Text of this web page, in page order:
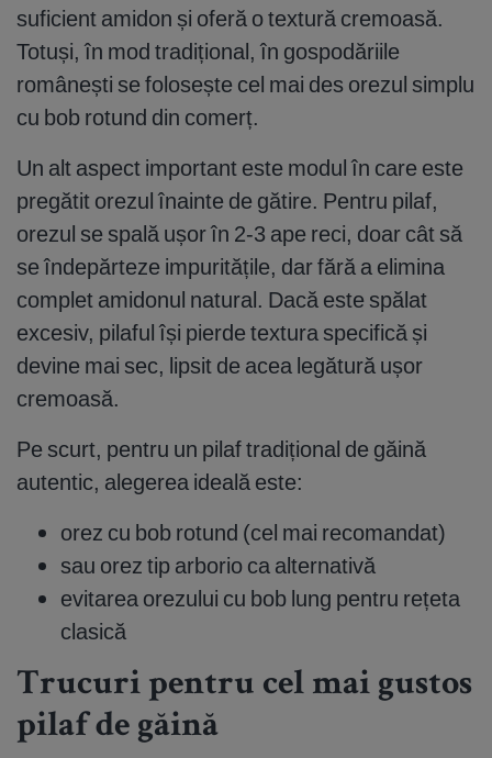
suficient amidon și oferă o textură cremoasă.
Totuși, în mod tradițional, în gospodăriile
românești se folosește cel mai des orezul simplu
cu bob rotund din comerț.
Un alt aspect important este modul în care este
pregătit orezul înainte de gătire. Pentru pilaf,
orezul se spală ușor în 2-3 ape reci, doar cât să
se îndepărteze impuritățile, dar fără a elimina
complet amidonul natural. Dacă este spălat
excesiv, pilaful își pierde textura specifică și
devine mai sec, lipsit de acea legătură ușor
cremoasă.
Pe scurt, pentru un pilaf tradițional de găină
autentic, alegerea ideală este:
orez cu bob rotund (cel mai recomandat)
sau orez tip arborio ca alternativă
evitarea orezului cu bob lung pentru rețeta
clasică
Trucuri pentru cel mai gustos
pilaf de găină